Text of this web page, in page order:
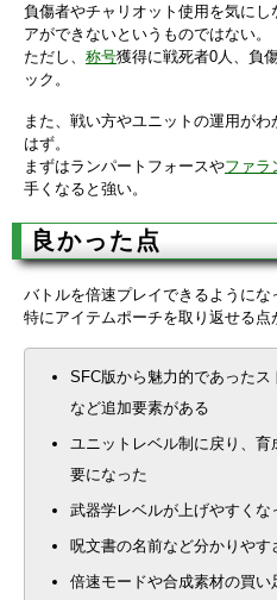
負傷者やチャリオット使用を気に
アができないというものではない。
ただし、 称号獲得に戦死者0人、負
ック。
また、戦い方やユニットの運用が
はず。
まずはランパートフォースやファラ
手くなると強い。
良かった点
バトルを倍速プレイできるようにな
特にアイテムポーチを取り返せる点
SFC版から魅力的であった
など追加要素がある
ユニットレベル制に戻り、
要になった
武器学レベルが上げやすくな
呪文書の名前など分かりやす
倍速モードや合成素材の買